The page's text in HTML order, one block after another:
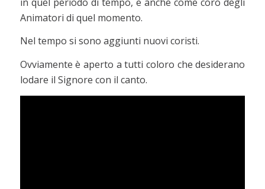
Animatori di quel momento.
Nel tempo si sono aggiunti nuovi coristi.
Ovviamente è aperto a tutti coloro che desiderano
lodare il Signore con il canto.